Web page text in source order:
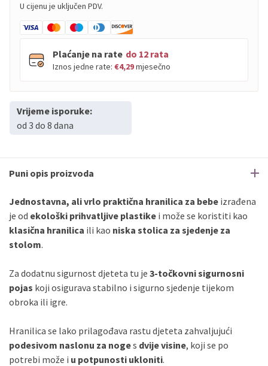
U cijenu je uključen PDV.
Plaćanje na rate do 12 rata
Iznos jedne rate: €4,29mjesečno
PBZ
PBZ
Erste
Maestro do12rata
Erste
Sve banke Visa
Jednokratno
Sve banke
Jednokratno
Vrijeme isporuke:
od 3 do 8 dana
Puni opis proizvoda
Jednostavna, ali vrlo praktična hranilica za bebe izrađena
je od ekološki prihvatljive plastike i može se koristiti kao
klasična hranilica ili kao niska stolica za sjedenje za
stolom.
Za dodatnu sigurnost djeteta tu je 3-točkovni sigurnosni
pojas koji osigurava stabilno i sigurno sjedenje tijekom
obroka ili igre.
Hranilica se lako prilagođava rastu djeteta zahvaljujući
podesivom naslonu za noges dvije visine, koji se po
potrebi može i u potpunosti ukloniti.